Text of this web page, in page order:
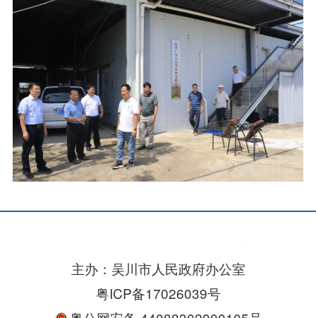
主办：吴川市人民政府办公室
粤ICP备17026039号